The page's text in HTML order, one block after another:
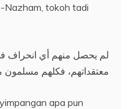
Nazham, tokoh tadi
لم يحصل منهم أي انحراف
معتقداتهم، فكلهم مسلمون
apa pun